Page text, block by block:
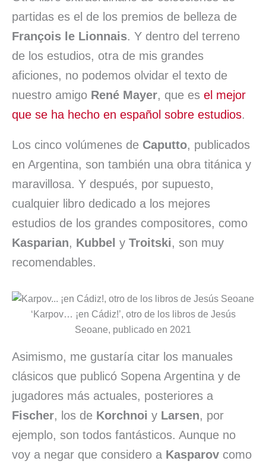
partidas es el de los premios de belleza de
François le Lionnais. Y dentro del terreno
de los estudios, otra de mis grandes
aficiones, no podemos olvidar el texto de
nuestro amigo René Mayer, que es el mejor
que se ha hecho en español sobre estudios.
Los cinco volúmenes de Caputto, publicados
en Argentina, son también una obra titánica y
maravillosa. Y después, por supuesto,
cualquier libro dedicado a los mejores
estudios de los grandes compositores, como
Kasparian, Kubbel y Troitski, son muy
recomendables.
‘Karpov… ¡en Cádiz!’, otro de los libros de Jesús
Seoane, publicado en 2021
Asimismo, me gustaría citar los manuales
clásicos que publicó Sopena Argentina y de
jugadores más actuales, posteriores a
Fischer, los de Korchnoi y Larsen, por
ejemplo, son todos fantásticos. Aunque no
voy a negar que considero a Kasparov como